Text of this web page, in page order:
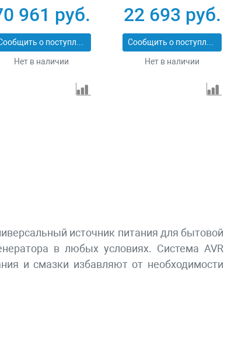
Зубр СБА-5500
961 руб.
Сообщить о поступлении
Нет в наличии
RS-4000 946115
22 693 руб.
Сообщить о поступлении
Нет в наличии
источник питания для бытовой
в любых условиях. Система AVR
и смазки избавляют от необходимости